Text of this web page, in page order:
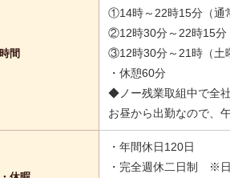
間
①14時～22時15分（通
②12時30分～22時15分
③12時30分～21時（土
・休憩60分
◆ノー残業取組中で全
お昼から出勤なので、
・年間休日120日
・完全週休二日制 ※